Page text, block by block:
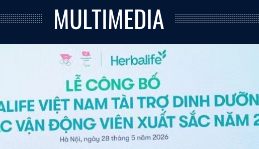
MULTIMEDIA